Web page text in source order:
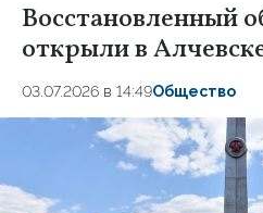
Восстановленный
открыли в
03.07.2026 в 14:49Общество